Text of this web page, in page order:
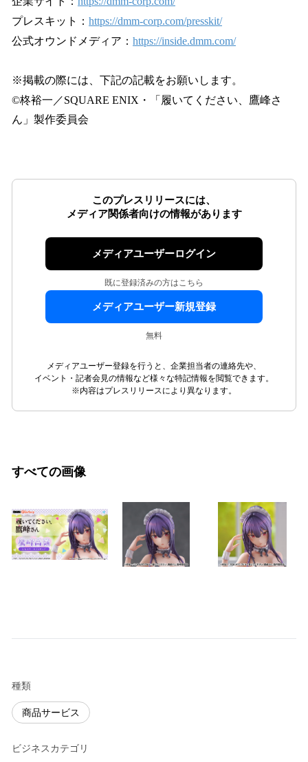
プレスキット： https://dmm-corp.com/presskit/
公式オウンドメディア： https://inside.dmm.com/
※掲載の際には、下記の記載をお願いします。
©柊裕一／SQUARE ENIX・「履いてください、鷹峰さ
ん」製作委員会
このプレスリリースには、
メディア関係者向けの情報があります
メディアユーザーログイン
既に登録済みの方はこちら
メディアユーザー新規登録
無料
メディアユーザー登録を行うと、企業担当者の連絡先や、
イベント・記者会見の情報など様々な特記情報を閲覧できます。
※内容はプレスリリースにより異なります。
すべての画像
種類
商品サービス
ビジネスカテゴリ